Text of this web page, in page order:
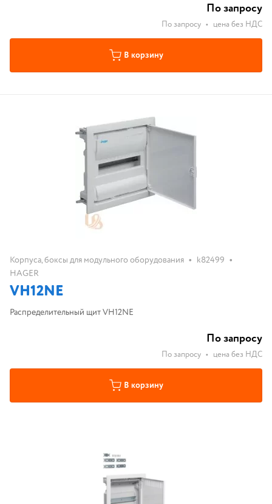
По запросу
По запросу • цена без НДС
В корзину
Корпуса, боксы для модульного оборудования • k82499 •
HAGER
VH12NE
Распределительный щит VH12NE
По запросу
По запросу • цена без НДС
В корзину